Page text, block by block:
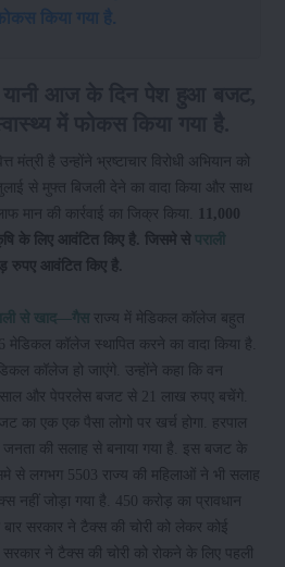
किया गया है.
मंत्री है उन्होंने भ्रष्टाचार विरोधी अभियान को
से मुफ्त बिजली देने का वादा किया और साथ
मान की कार्रवाई का जिक्र किया.
11,000
के लिए आवंटित किए है. जिसमे सेपराली
रुपए आवंटित किए है.
से खाद—गैसराज्य में मेडिकल कॉलेज बहुत
कॉलेज स्थापित करने का वादा किया है.
कॉलेज हो जाएंगे. उन्होंने कहा कि वन
साल और पेपरलेस बजट से 21 लाख रुपए बचेंगे.
का एक एक पैसा लोगो पर खर्च होगा. हरपाल
की सलाह से बनाया गया है. इस बजट के
से लगभग 5503 राज्य की महिलाओं ने भी सलाह
नहीं जोड़ा गया है. 450 करोड़ का प्रावधान
बार सरकार ने टैक्स की चोरी को लेकर कोई
ने टैक्स की चोरी को रोकने के लिए पहली